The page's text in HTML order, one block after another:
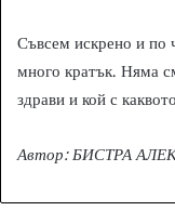
Съвсем искрено и по
много кратък. Няма
здрави и кой с
Автор: БИСТРА